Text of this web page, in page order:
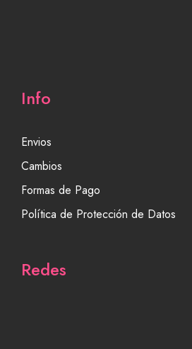
Info
Envios
Cambios
Formas de Pago
Política de Protección de Datos
Redes